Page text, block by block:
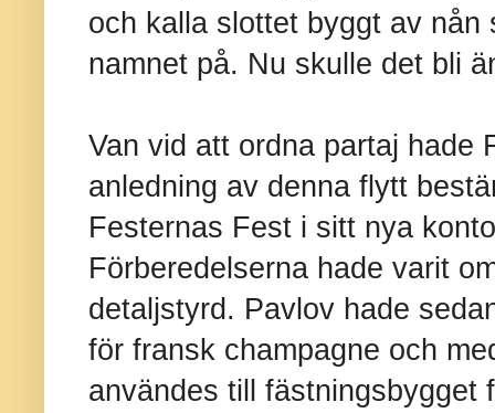
och kalla slottet byggt av nån
namnet på. Nu skulle det bli
Van vid att ordna partaj hade
anledning av denna flytt
Festernas Fest i sitt nya
Förberedelserna hade varit
detaljstyrd. Pavlov hade
för fransk champagne och
användes till fästningsbygget